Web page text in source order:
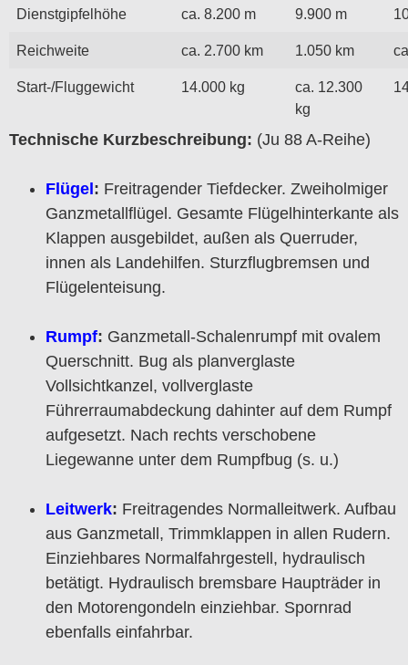
Dienstgipfelhöhe ca. 8.200 m 9.900 m
Reichweite ca. 2.700 km 1.050 km
Start-/Fluggewicht 14.000 kg
ca. 12.300
kg
Technische Kurzbeschreibung: (Ju 88 A-Reihe)
Flügel : Freitragender Tiefdecker. Zweiholmiger
Ganzmetallflügel. Gesamte Flügelhinterkante als
Klappen ausgebildet, außen als Querruder,
innen als Landehilfen. Sturzflugbremsen und
Flügelenteisung.
Rumpf: Ganzmetall-Schalenrumpf mit ovalem
Querschnitt. Bug als planverglaste
Vollsichtkanzel, vollverglaste
Führerraumabdeckung dahinter auf dem Rumpf
aufgesetzt. Nach rechts verschobene
Liegewanne unter dem Rumpfbug (s. u.)
Leitwerk: Freitragendes Normalleitwerk. Aufbau
aus Ganzmetall, Trimmklappen in allen Rudern.
Einziehbares Normalfahrgestell, hydraulisch
betätigt. Hydraulisch bremsbare Haupträder in
den Motorengondeln einziehbar. Spornrad
ebenfalls einfahrbar.